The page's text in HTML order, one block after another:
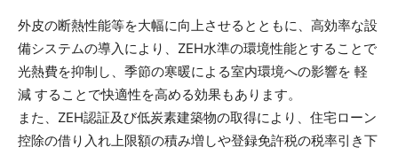
外皮の断熱性能等を大幅に向上させるとともに、高効率な設
備システムの導入により、ZEH水準の環境性能とすることで
光熱費を抑制し、季節の寒暖による室内環境への影響を 軽
減 することで快適性を高める効果もあります。
また、ZEH認証及び低炭素建築物の取得により、住宅ローン
控除の借り入れ上限額の積み増しや登録免許税の税率引き下